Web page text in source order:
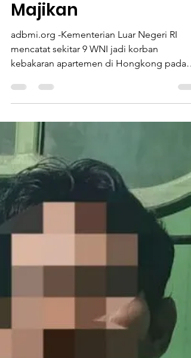
H*ngus Sambil
Memeluk Anak
Majikan
mencatat sekitar 9 WNI jadi korban
kebakaran apartemen di Hongkong pada
Rabu, 26/11/2025 kemarin. Tragedi
besar tersebut meluluhlantakkan 7 gedung
apartemen di Distrik Tai Po, Hongkong.
Pemerintah Hongkong mencatat, total
korban kebakaran mencapai 146 korban
9 diantaranya adalah pekerja migran
Indonesia. HANGUS SAMBIL MEMELUK
ANAK SANG MAJIKAN Erawati, pekerja
migran Indonesia asal Kabupaten Malang